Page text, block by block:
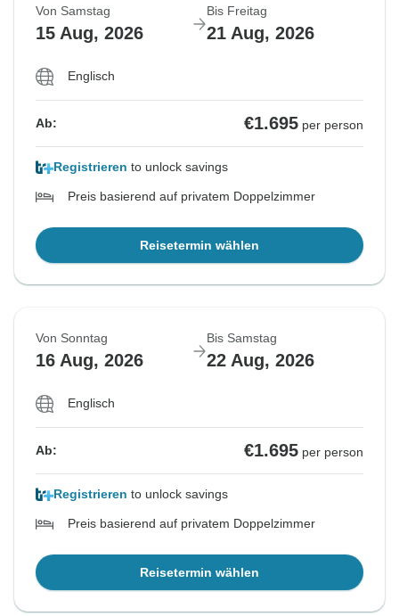
Von Samstag
15 Aug, 2026
Bis Freitag
21 Aug, 2026
Englisch
Ab: €1.695 per person
Registrieren to unlock savings
Preis basierend auf privatem Doppelzimmer
Reisetermin wählen
Von Sonntag
16 Aug, 2026
Bis Samstag
22 Aug, 2026
Englisch
Ab: €1.695 per person
Registrieren to unlock savings
Preis basierend auf privatem Doppelzimmer
Reisetermin wählen